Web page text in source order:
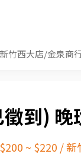
竹西大店/金泉商
晚
~ $220 /新